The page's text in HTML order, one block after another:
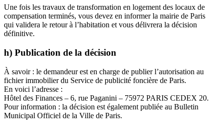
Une fois les travaux de transformation en logement des locaux de
compensation terminés, vous devez en informer la mairie de Paris
qui validera le retour à l’habitation et vous délivrera la décision
définitive.
h) Publication de la décision
À savoir : le demandeur est en charge de publier l’autorisation au
fichier immobilier du Service de publicité foncière de Paris.
En voici l’adresse :
Hôtel des Finances – 6, rue Paganini – 75972 PARIS CEDEX 20.
Pour information : la décision est également publiée au Bulletin
Municipal Officiel de la Ville de Paris.